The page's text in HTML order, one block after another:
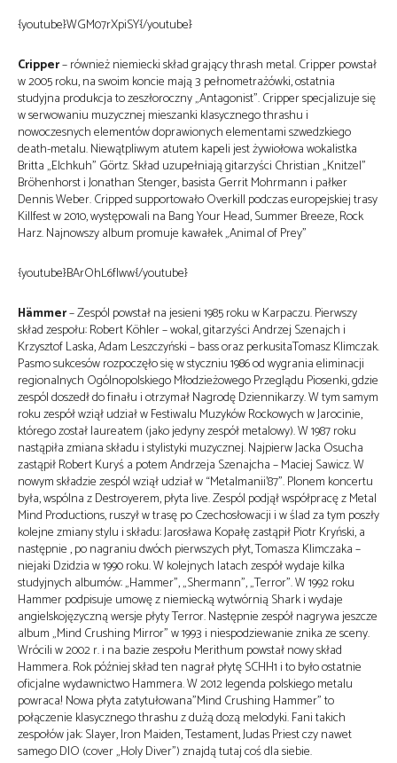
{youtube}WGM07rXpiSY{/youtube}
Cripper– również niemiecki skład grający thrash metal. Cripper powstał
w 2005 roku, na swoim koncie mają 3 pełnometrażówki, ostatnia
studyjna produkcja to zeszłoroczny „Antagonist”. Cripper specjalizuje się
w serwowaniu muzycznej mieszanki klasycznego thrashu i
nowoczesnych elementów doprawionych elementami szwedzkiego
death-metalu. Niewątpliwym atutem kapeli jest żywiołowa wokalistka
Britta „Elchkuh” Görtz. Skład uzupełniają gitarzyści Christian „Knitzel”
Bröhenhorst i Jonathan Stenger, basista Gerrit Mohrmann i pałker
Dennis Weber. Cripped supportowało Overkill podczas europejskiej trasy
Killfest w 2010, występowali na Bang Your Head, Summer Breeze, Rock
Harz. Najnowszy album promuje kawałek „Animal of Prey”
{youtube}BArOhL6fIww{/youtube}
Hämmer– Zespól powstał na jesieni 1985 roku w Karpaczu. Pierwszy
skład zespołu: Robert Köhler – wokal, gitarzyści Andrzej Szenajch i
Krzysztof Laska, Adam Leszczyński – bass oraz perkusitaTomasz Klimczak.
Pasmo sukcesów rozpoczęło się w styczniu 1986 od wygrania eliminacji
regionalnych Ogólnopolskiego Młodzieżowego Przeglądu Piosenki, gdzie
zespól doszedł do finału i otrzymał Nagrodę Dziennikarzy. W tym samym
roku zespół wziął udział w Festiwalu Muzyków Rockowych w Jarocinie,
którego został laureatem (jako jedyny zespół metalowy). W 1987 roku
nastąpiła zmiana składu i stylistyki muzycznej. Najpierw Jacka Osucha
zastąpił Robert Kuryś a potem Andrzeja Szenajcha – Maciej Sawicz. W
nowym składzie zespól wziął udział w “Metalmanii’87”. Plonem koncertu
była, wspólna z Destroyerem, płyta live. Zespól podjął współpracę z Metal
Mind Productions, ruszył w trasę po Czechosłowacji i w ślad za tym poszły
kolejne zmiany stylu i składu: Jarosława Kopałę zastąpił Piotr Kryński, a
następnie , po nagraniu dwóch pierwszych płyt, Tomasza Klimczaka –
niejaki Dzidzia w 1990 roku. W kolejnych latach zespół wydaje kilka
studyjnych albumów: „Hammer”, „Shermann”, „Terror”. W 1992 roku
Hammer podpisuje umowę z niemiecką wytwórnią Shark i wydaje
angielskojęzyczną wersje płyty Terror. Następnie zespół nagrywa jeszcze
album „Mind Crushing Mirror” w 1993 i niespodziewanie znika ze sceny.
Wrócili w 2002 r. i na bazie zespołu Merithum powstał nowy skład
Hammera. Rok później skład ten nagrał płytę SCHH1 i to było ostatnie
oficjalne wydawnictwo Hammera. W 2012 legenda polskiego metalu
powraca! Nowa płyta zatytułowana”Mind Crushing Hammer” to
połączenie klasycznego thrashu z dużą dozą melodyki. Fani takich
zespołów jak: Slayer, Iron Maiden, Testament, Judas Priest czy nawet
samego DIO (cover „Holy Diver”) znajdą tutaj coś dla siebie.